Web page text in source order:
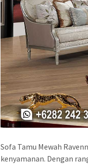
Sofa Tamu Mewah
kenyamanan. Dengan